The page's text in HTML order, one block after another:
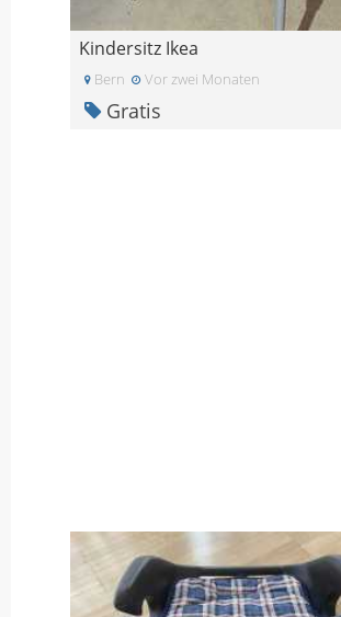
Kindersitz Ikea
Bern Vor zwei Monaten
Gratis